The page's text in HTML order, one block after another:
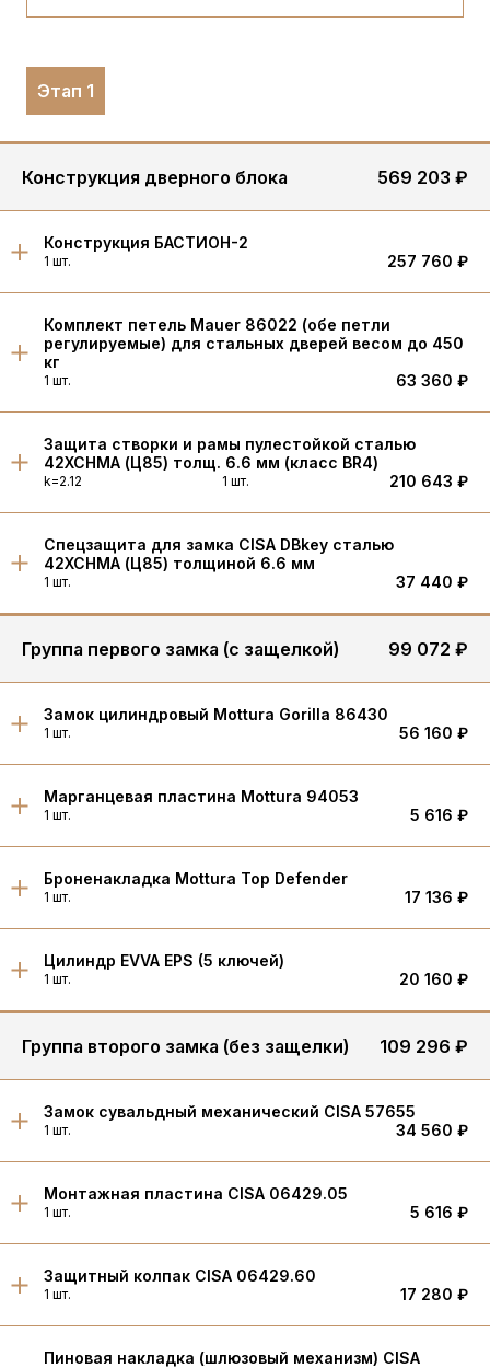
Этап 1
Конструкция дверного блока 569 203 ₽
Конструкция БАСТИОН-2
1 шт. 257 760 ₽
Комплект петель Mauer 86022 (обе петли
регулируемые) для стальных дверей весом до 450
кг
1 шт. 63 360 ₽
Защита створки и рамы пулестойкой сталью
42XCHMA (Ц85) толщ. 6.6 мм (класс BR4)
k=2.12 1 шт. 210 643 ₽
Спецзащита для замка CISA DBkey сталью
42XCHMA (Ц85) толщиной 6.6 мм
1 шт. 37 440 ₽
Группа первого замка (с защелкой) 99 072 ₽
Замок цилиндровый Mottura Gorilla 86430
1 шт. 56 160 ₽
Марганцевая пластина Mottura 94053
1 шт. 5 616 ₽
Броненакладка Mottura Top Defender
1 шт. 17 136 ₽
Цилиндр EVVA EPS (5 ключей)
1 шт. 20 160 ₽
Группа второго замка (без защелки) 109 296 ₽
Замок сувальдный механический CISA 57655
1 шт. 34 560 ₽
Монтажная пластина CISA 06429.05
1 шт. 5 616 ₽
Защитный колпак CISA 06429.60
1 шт. 17 280 ₽
Пиновая накладка (шлюзовый механизм) CISA